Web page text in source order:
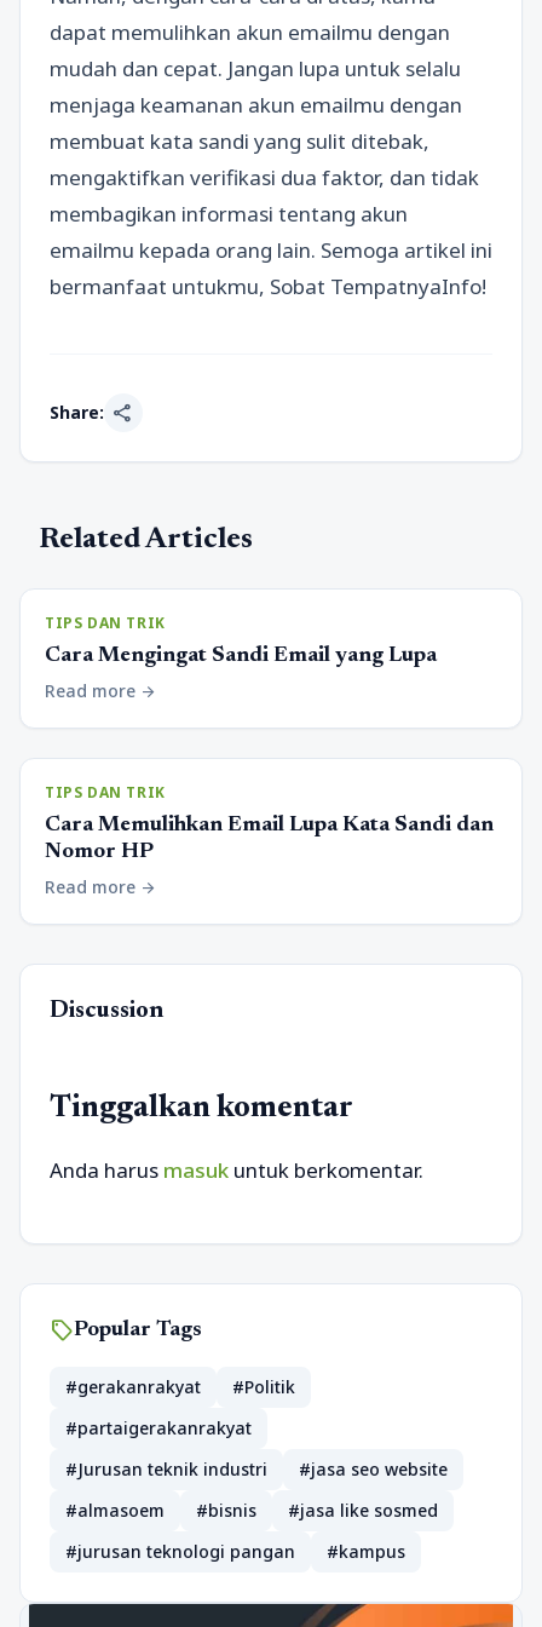
dapat memulihkan akun emailmu dengan
mudah dan cepat. Jangan lupa untuk selalu
menjaga keamanan akun emailmu dengan
membuat kata sandi yang sulit ditebak,
mengaktifkan verifikasi dua faktor, dan tidak
membagikan informasi tentang akun
emailmu kepada orang lain. Semoga artikel ini
bermanfaat untukmu, Sobat TempatnyaInfo!
Share: share
Related Articles
TIPS DAN TRIK
Cara Mengingat Sandi Email yang Lupa
Read more arrow_forward
TIPS DAN TRIK
Cara Memulihkan Email Lupa Kata Sandi dan
Nomor HP
Read more arrow_forward
Discussion
Tinggalkan komentar
Anda harus masuk untuk berkomentar.
sellPopular Tags
#gerakanrakyat
#Politik
#partaigerakanrakyat
#Jurusan teknik industri
#jasa seo website
#almasoem
#bisnis
#jasa like sosmed
#jurusan teknologi pangan
#kampus